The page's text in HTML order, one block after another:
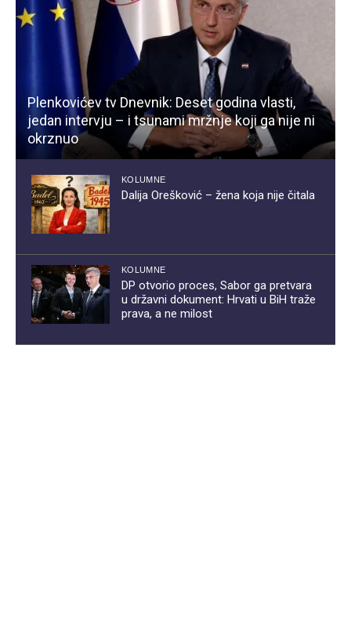
Plenkovićev tv Dnevnik: Deset godina vlasti,
jedan intervju – i tsunami mržnje koji ga nije ni
okrznuo
KOLUMNE
Dalija Orešković – žena koja nije čitala
KOLUMNE
DP otvorio proces, Sabor ga pretvara
u državni dokument: Hrvati u BiH traže
prava, a ne milost